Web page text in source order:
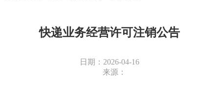
快递业务经营许可注销公告
日期：2026-04-16
来源：